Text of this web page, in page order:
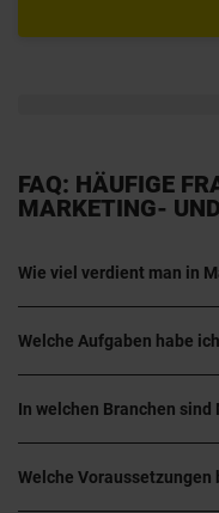
FAQ: HÄUFIGE
MARKETING-
Wie viel verdient man in
Welche Aufgaben habe
In welchen Branchen
Welche